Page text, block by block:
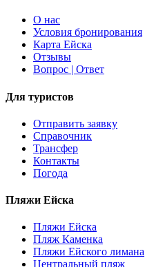
О наc
Условия бронирования
Карта Ейска
Отзывы
Вопрос | Ответ
Для туристов
Отправить заявку
Справочник
Трансфер
Контакты
Погода
Пляжи Ейска
Пляжи Ейска
Пляж Каменка
Пляжи Ейского лимана
Центральный пляж